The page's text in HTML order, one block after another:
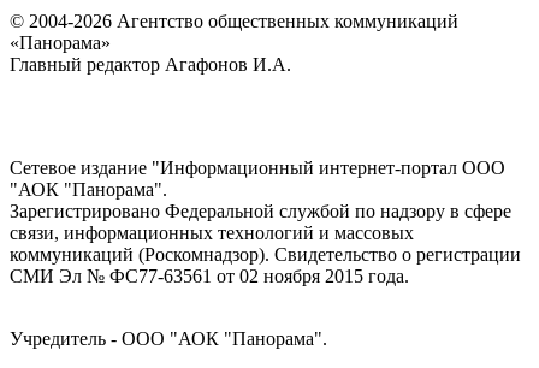
© 2004-2026 Агентство общественных коммуникаций
«Панорама»
Главный редактор Агафонов И.А.
Сетевое издание "Информационный интернет-портал ООО
"АОК "Панорама".
Зарегистрировано Федеральной службой по надзору в сфере
связи, информационных технологий и массовых
коммуникаций (Роскомнадзор). Cвидетельство о регистрации
СМИ Эл № ФС77-63561 от 02 ноября 2015 года.
Учредитель - ООО "АОК "Панорама".